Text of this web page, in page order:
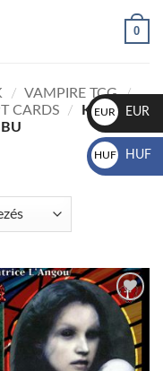
0
/ VAMPIRE TCG /
CARDS /
KIASYD
Add to
wishlist
EUR
€
EUR
HUF
Ft
HUF